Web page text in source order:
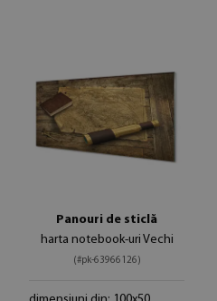
Panouri de sticlă
harta notebook-uri Vechi
(#pk-63966126)